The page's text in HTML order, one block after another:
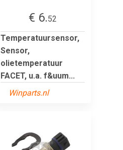
€ 6.52
Temperatuursensor,
Sensor,
olietemperatuur
FACET, u.a. f&uum...
Winparts.nl